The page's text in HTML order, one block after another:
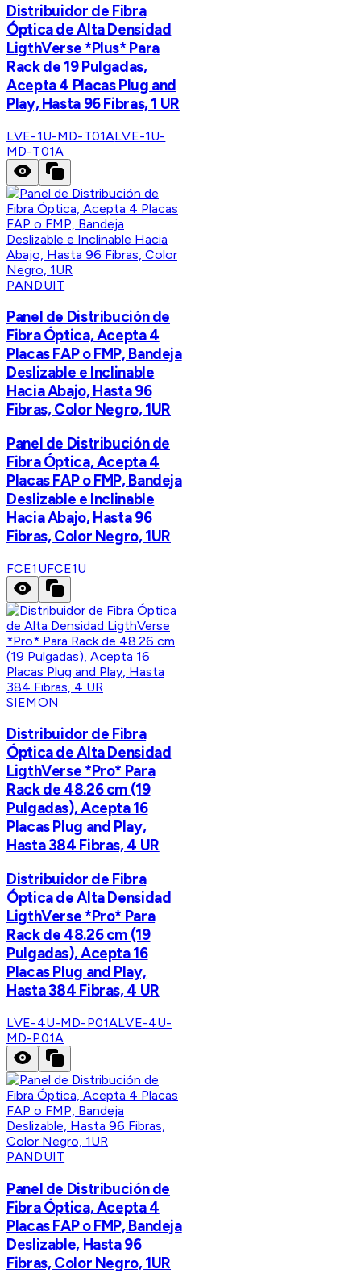
Distribuidor de Fibra
Óptica de Alta Densidad
LigthVerse *Plus* Para
Rack de 19 Pulgadas,
Acepta 4 Placas Plug and
Play, Hasta 96 Fibras, 1 UR
LVE-1U-MD-T01ALVE-1U-
MD-T01A
PANDUIT
Panel de Distribución de
Fibra Óptica, Acepta 4
Placas FAP o FMP, Bandeja
Deslizable e Inclinable
Hacia Abajo, Hasta 96
Fibras, Color Negro, 1UR
Panel de Distribución de
Fibra Óptica, Acepta 4
Placas FAP o FMP, Bandeja
Deslizable e Inclinable
Hacia Abajo, Hasta 96
Fibras, Color Negro, 1UR
FCE1UFCE1U
SIEMON
Distribuidor de Fibra
Óptica de Alta Densidad
LigthVerse *Pro* Para
Rack de 48.26 cm (19
Pulgadas), Acepta 16
Placas Plug and Play,
Hasta 384 Fibras, 4 UR
Distribuidor de Fibra
Óptica de Alta Densidad
LigthVerse *Pro* Para
Rack de 48.26 cm (19
Pulgadas), Acepta 16
Placas Plug and Play,
Hasta 384 Fibras, 4 UR
LVE-4U-MD-P01ALVE-4U-
MD-P01A
PANDUIT
Panel de Distribución de
Fibra Óptica, Acepta 4
Placas FAP o FMP, Bandeja
Deslizable, Hasta 96
Fibras, Color Negro, 1UR